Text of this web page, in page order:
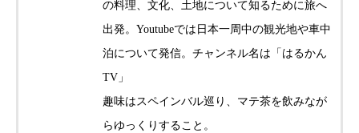
の料理、文化、土地について知るために旅へ
出発。Youtubeでは日本一周中の観光地や車中
泊について発信。チャンネル名は「はるかん
TV」
趣味はスペインバル巡り、マテ茶を飲みなが
らゆっくりすること。